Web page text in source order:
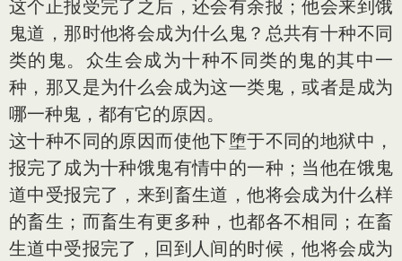
这个正报受完了之后，还会有余报；他会来到饿
鬼道，那时他将会成为什么鬼？总共有十种不同
类的鬼。众生会成为十种不同类的鬼的其中一
种，那又是为什么会成为这一类鬼，或者是成为
哪一种鬼，都有它的原因。
这十种不同的原因而使他下堕于不同的地狱中，
报完了成为十种饿鬼有情中的一种；当他在饿鬼
道中受报完了，来到畜生道，他将会成为什么样
的畜生；而畜生有更多种，也都各不相同；在畜
生道中受报完了，回到人间的时候，他将会成为